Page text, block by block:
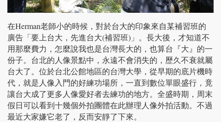
在Herman老師小的時候，對於台大的印象來自某補習班的
廣告「要上台大，先進台大(補習班)」。長大後，才知道不
用那麼費力，怎麼說我也是台灣長大的，也算台『大』的一
份子。台北的人像景點中，永遠不會消失的，歷久不衰就屬
台大了。位於台北公館地區的台灣大學，從早期的底片機時
代，就是人像入門的好練功場所，一直到數位單眼盛行，竟
讓台大成了更多人像愛好者去練功的地方。全盛時期，周末
假日可以看到十幾個外拍團體在此辦理人像外拍活動。不過
最近大家嫌它老了，反而安靜了下來。